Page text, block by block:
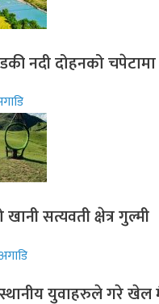
नदी दोहनको चपेटामा
सत्यवती क्षेत्र गुल्मी
युवाहरुले गरे खेल